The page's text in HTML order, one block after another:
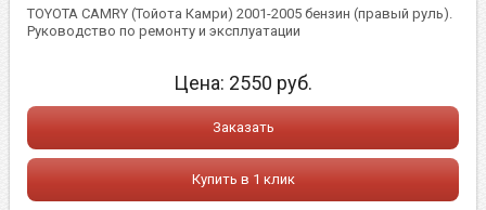
TOYOTA CAMRY (Тойота Камри) 2001-2005 бензин (правый руль).
Руководство по ремонту и эксплуатации
Цена: 2550 руб.
Заказать
Купить в 1 клик